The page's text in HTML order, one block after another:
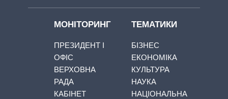
МОНІТОРИНГ
ПРЕЗИДЕНТ І
ОФІС
ВЕРХОВНА
РАДА
КАБІНЕТ
ТЕМАТИКИ
БІЗНЕС
ЕКОНОМІКА
КУЛЬТУРА
НАУКА
НАЦІОНАЛЬНА